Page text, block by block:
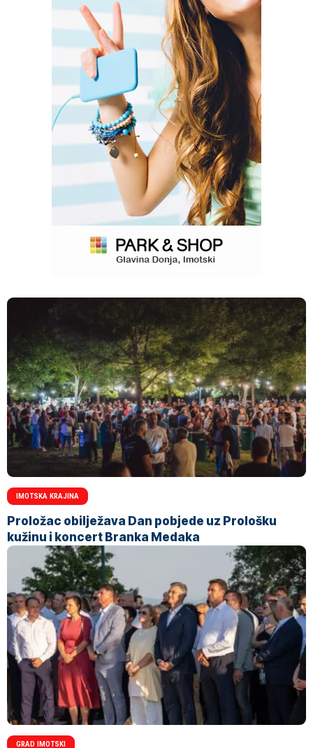
IMOTSKA KRAJINA
Proložac obilježava Dan pobjede uz Prološku
kužinu i koncert Branka Medaka
GRAD IMOTSKI